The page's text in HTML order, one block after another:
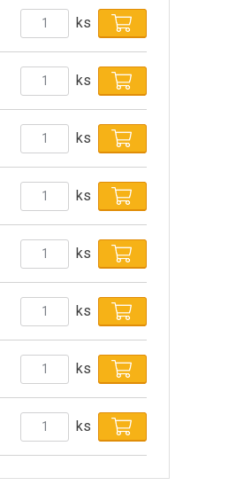
ks
ks
ks
ks
ks
ks
ks
ks